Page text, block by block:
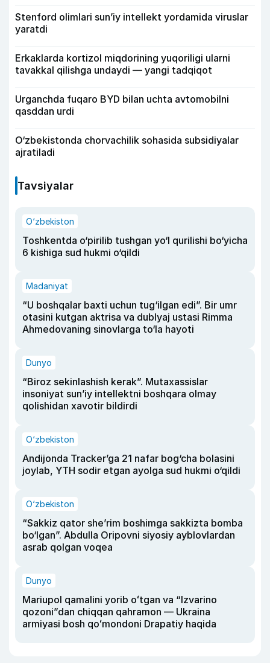
Stenford olimlari sun’iy intellekt yordamida viruslar
yaratdi
Erkaklarda kortizol miqdorining yuqoriligi ularni
tavakkal qilishga undaydi — yangi tadqiqot
Urganchda fuqaro BYD bilan uchta avtomobilni
qasddan urdi
O‘zbekistonda chorvachilik sohasida subsidiyalar
ajratiladi
Tavsiyalar
O‘zbekiston
Toshkentda o‘pirilib tushgan yo‘l qurilishi bo‘yicha
6 kishiga sud hukmi o‘qildi
Madaniyat
“U boshqalar baxti uchun tug‘ilgan edi”. Bir umr
otasini kutgan aktrisa va dublyaj ustasi Rimma
Ahmedovaning sinovlarga to‘la hayoti
Dunyo
“Biroz sekinlashish kerak”. Mutaxassislar
insoniyat sun’iy intellektni boshqara olmay
qolishidan xavotir bildirdi
O‘zbekiston
Andijonda Tracker’ga 21 nafar bog‘cha bolasini
joylab, YTH sodir etgan ayolga sud hukmi o‘qildi
O‘zbekiston
“Sakkiz qator she’rim boshimga sakkizta bomba
bo‘lgan”. Abdulla Oripovni siyosiy ayblovlardan
asrab qolgan voqea
Dunyo
Mariupol qamalini yorib oʻtgan va “Izvarino
qozoni”dan chiqqan qahramon — Ukraina
armiyasi bosh qoʻmondoni Drapatiy haqida